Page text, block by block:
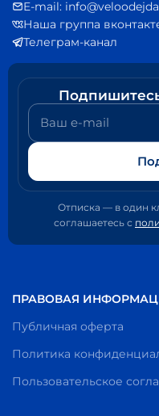
E-mail:
Наша группа
Телеграм-канал
Ваш e-mail
Отписка — в один
соглашаетесь с
ПРАВОВАЯ
Публичная оферта
Политика
Пользовательское